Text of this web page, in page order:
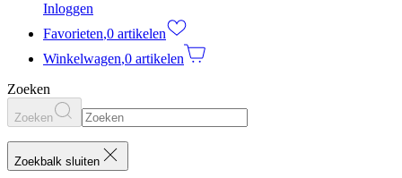
Inloggen
Favorieten,0 artikelen
Winkelwagen,0 artikelen
Zoeken
Zoeken
Zoekbalk sluiten